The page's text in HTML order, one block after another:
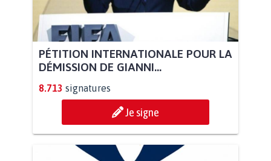
PÉTITION INTERNATIONALE POUR LA
DÉMISSION DE GIANNI...
8.713 signatures
Je signe